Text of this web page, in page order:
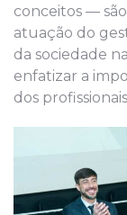
conceitos —
atuação do
da sociedade
enfatizar a
dos